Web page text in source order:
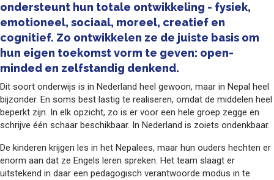
ondersteunt hun totale ontwikkeling - fysiek,
emotioneel, sociaal, moreel, creatief en
cognitief. Zo ontwikkelen ze de juiste basis om
hun eigen toekomst vorm te geven: open-
minded en zelfstandig denkend.
Dit soort onderwijs is in Nederland heel gewoon, maar in Nepal heel
bijzonder. En soms best lastig te realiseren, omdat de middelen heel
beperkt zijn. In elk opzicht, zo is er voor een hele groep zegge en
schrijve één schaar beschikbaar. In Nederland is zoiets ondenkbaar.
De kinderen krijgen les in het Nepalees, maar hun ouders hechten er
enorm aan dat ze Engels leren spreken. Het team slaagt er
uitstekend in daar een pedagogisch verantwoorde modus in te